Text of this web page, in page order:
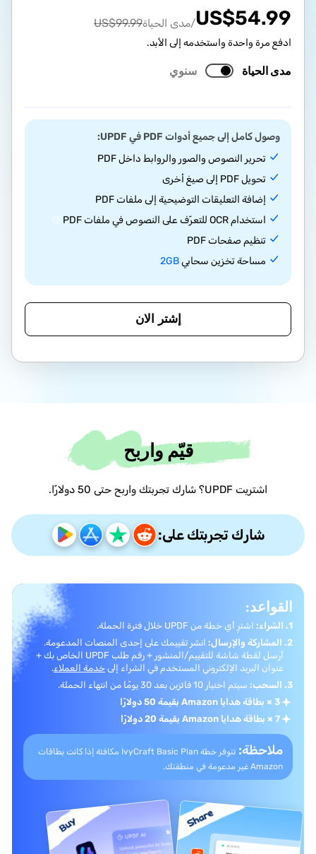
US$54.99 /مدى الحياة US$99.99
ادفع مرة واحدة واستخدمه إلى الأبد.
سنوي مدى الحياة
وصول كامل إلى جميع أدوات PDF في UPDF:
تحرير النصوص والصور والروابط داخل PDF
تحويل PDF إلى صيغ أخرى
إضافة التعليقات التوضيحية إلى ملفات PDF
استخدام OCR للتعرّف على النصوص في ملفات PDF
تنظيم صفحات PDF
مساحة تخزين سحابي2GB
إشتر الان
قيّم واربح
اشتريت UPDF؟ شارك تجربتك واربح حتى 50 دولارًا.
شارك تجربتك على:
القواعد:
1. الشراء:
اشترِ أي خطة من UPDF خلال فترة الحملة.
2. المشاركة والإرسال:
انشر تقييمك على إحدى المنصات المدعومة.
أرسل لقطة شاشة للتقييم/المنشور + رقم طلب UPDF الخاص بك +
عنوان البريد الإلكتروني المستخدم في الشراء إلى خدمة العملاء.
3. السحب:
سيتم اختيار 10 فائزين بعد 30 يومًا من انتهاء الحملة.
3 × بطاقة هدايا Amazon بقيمة 50 دولارًا
7 × بطاقة هدايا Amazon بقيمة 20 دولارًا
ملاحظة: تتوفر خطة IvyCraft Basic Plan مكافئة إذا كانت
بطاقات
Amazon غير مدعومة في منطقتك.